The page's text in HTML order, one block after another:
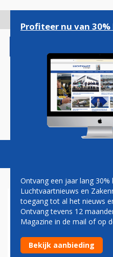
gaan
Magazine
ABUJA
Nigeria wil in april alsnog
Air starten
Profiteer nu van
Ontvang een jaar lang
Luchtvaartnieuws en
toegang tot al het nieuws
Ontvang tevens 12
Magazine in de mail of op
Bekijk aanbieding